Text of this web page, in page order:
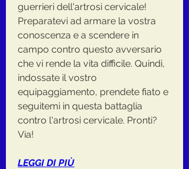
guerrieri dell'artrosi cervicale!
Preparatevi ad armare la vostra
conoscenza e a scendere in
campo contro questo avversario
che vi rende la vita difficile. Quindi,
indossate il vostro
equipaggiamento, prendete fiato e
seguitemi in questa battaglia
contro l'artrosi cervicale. Pronti?
Via!
LEGGI DI PIÙ